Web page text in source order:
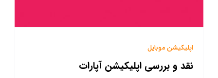
اپلیکیشن موبایل
نقد و بررسی اپلیکیشن آپارات